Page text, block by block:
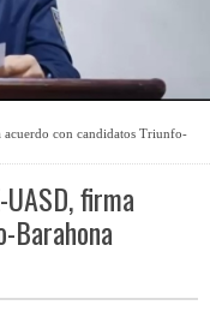
con candidatos Triunfo-
UASD, firma
Barahona